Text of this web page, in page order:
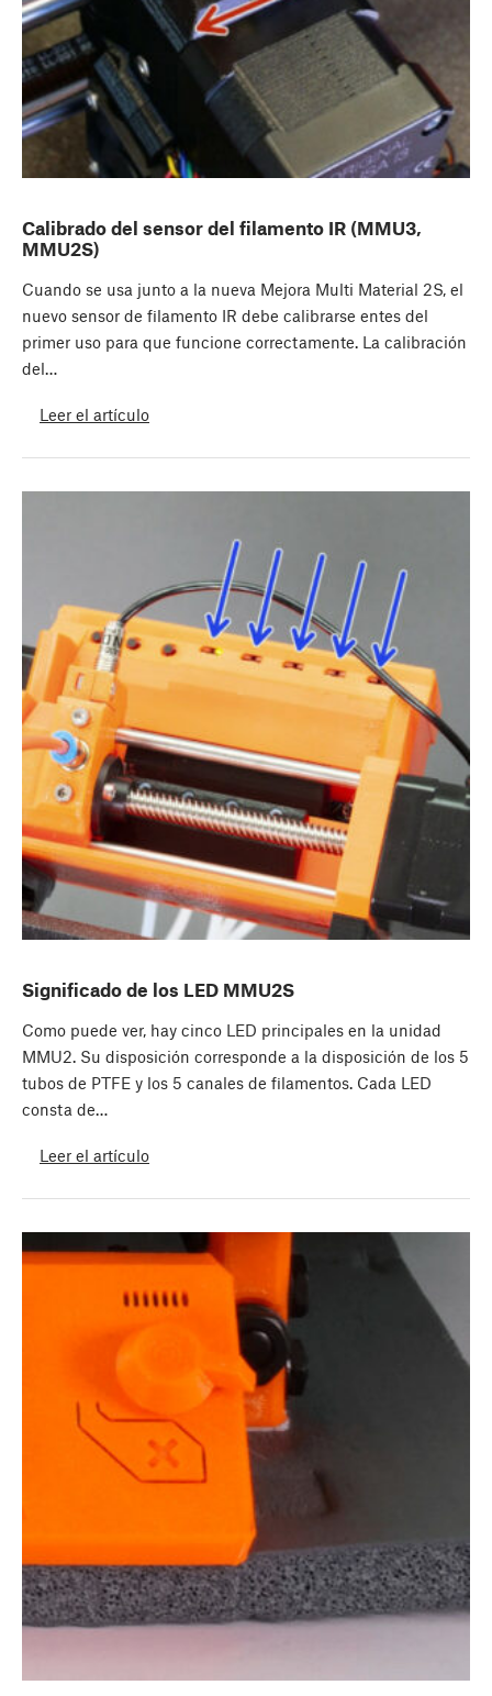
Calibrado del sensor del filamento IR (MMU3,
MMU2S)
Cuando se usa junto a la nueva Mejora Multi Material 2S, el
nuevo sensor de filamento IR debe calibrarse entes del
primer uso para que funcione correctamente. La calibración
del…
Leer el artículo
Significado de los LED MMU2S
Como puede ver, hay cinco LED principales en la unidad
MMU2. Su disposición corresponde a la disposición de los 5
tubos de PTFE y los 5 canales de filamentos. Cada LED
consta de…
Leer el artículo